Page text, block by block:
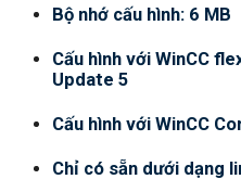
Bộ nhớ cấu hình: 6 MB
Cấu hình với WinCC
Update 5
Cấu hình với WinCC
Chỉ có sẵn dưới dạng